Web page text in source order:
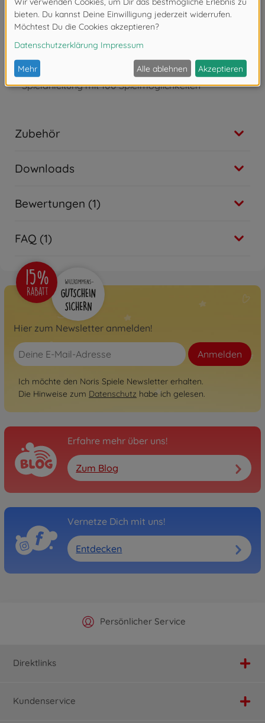
Backgammon, Mühle, Dame, Vogelhochzeit,
Pferderennen)
16 Spielfiguren in 4 Farben
3 Augenwürfel
Spielanleitung mit 100 Spielmöglichkeiten
Zubehör
Downloads
Bewertungen (1)
FAQ (1)
Hier zum Newsletter anmelden!
Anmelden
Ich möchte den Noris Spiele Newsletter erhalten.
Die Hinweise zum Datenschutz habe ich gelesen.
Erfahre mehr über uns!
Zum Blog
Vernetze Dich mit uns!
Entdecken
Offizieller Hersteller Shop
Persönlicher Service
Versandkostenfrei ab 25€
Schnelle Lieferung
Direktlinks
Kundenservice